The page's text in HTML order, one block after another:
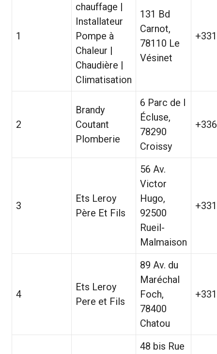
1
chauffage |
Installateur
Pompe à
Chaleur |
Chaudière |
Climatisation
131 Bd
Carnot,
78110 Le
Vésinet
2
Brandy
Coutant
Plomberie
6 Parc de l
Écluse,
78290
Croissy
3
Ets Leroy
Père Et Fils
56 Av.
Victor
Hugo,
92500
Rueil-
Malmaison
4
Ets Leroy
Pere et Fils
89 Av. du
Maréchal
Foch,
78400
Chatou
48 bis Rue